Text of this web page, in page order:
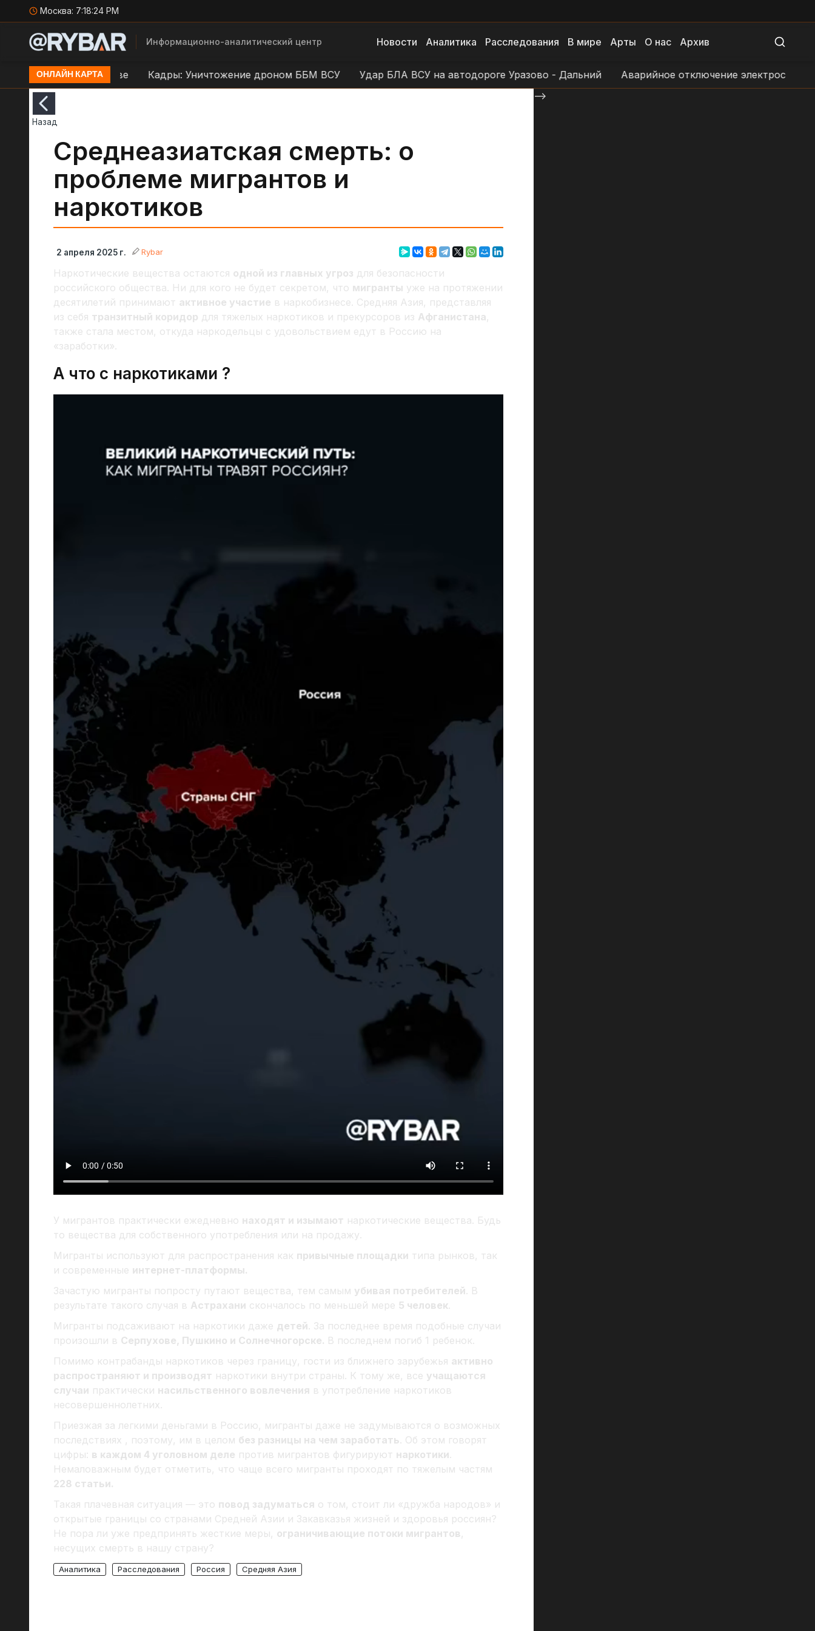
Москва: 7:18:25 PM
Информационно-аналитический центр Новости Аналитика Расследования В мире Арты О нас Архив
ОНЛАЙН КАРТА
ВСУ в Орехове Кадры: Уничтожение дроном ББМ ВСУ Удар БЛА ВСУ на автодороге Уразово - Дальний Аварийное отключение электроснабжения в
Назад
Среднеазиатская смерть: о
проблеме мигрантов и
наркотиков
2 апреля 2025 г. Rybar
Наркотические вещества остаются одной из главных угроз для безопасности
российского общества. Ни для кого не будет секретом, что мигранты уже на протяжении
десятилетий принимают активное участие в наркобизнесе. Средняя Азия, представляя
из себя транзитный коридор для тяжелых наркотиков и прекурсоров из Афганистана,
также стала местом, откуда наркодельцы с удовольствием едут в Россию на
«заработки».
А что с наркотиками ?
У мигрантов практически ежедневно находят и изымают наркотические вещества. Будь
то вещества для собственного употребления или на продажу.
Мигранты используют для распространения как привычные площадки типа рынков, так
и современные интернет-платформы.
Зачастую мигранты попросту путают вещества, тем самым убивая потребителей. В
результате такого случая в Астрахани скончалось по меньшей мере 5 человек.
Мигранты подсаживают на наркотики даже детей. За последнее время подобные случаи
произошли в Серпухове, Пушкино и Солнечногорске. В последнем погиб 1 ребенок.
Помимо контрабанды наркотиков через границу, гости из ближнего зарубежья активно
распространяют и производят наркотики внутри страны. К тому же, все учащаются
случаи практически насильственного вовлечения в употребление наркотиков
несовершеннолетних.
Приезжая за легкими деньгами в Россию, мигранты даже не задумываются о возможных
последствиях , поэтому, им в целом без разницы на чем заработать. Об этом говорят
цифры: в каждом 4 уголовном деле против мигрантов фигурируют наркотики.
Немаловажным будет отметить, что чаще всего мигранты проходят по тяжелым частям
228 статьи.
Такая плачевная ситуация — это повод задуматься о том, стоит ли «дружба народов» и
открытые границы со странами Средней Азии и Закавказья жизней и здоровья россиян?
Не пора ли уже предпринять жесткие меры, ограничивающие потоки мигрантов,
несущих смерть в нашу страну?
Аналитика Расследования Россия Средняя Азия
-->